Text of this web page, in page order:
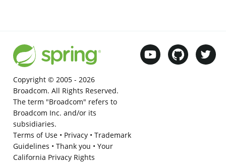
Copyright © 2005 - 2026
Broadcom. All Rights Reserved.
The term "Broadcom" refers to
Broadcom Inc. and/or its
subsidiaries.
Terms of Use• Privacy• Trademark
Guidelines • Thank you • Your
California Privacy Rights